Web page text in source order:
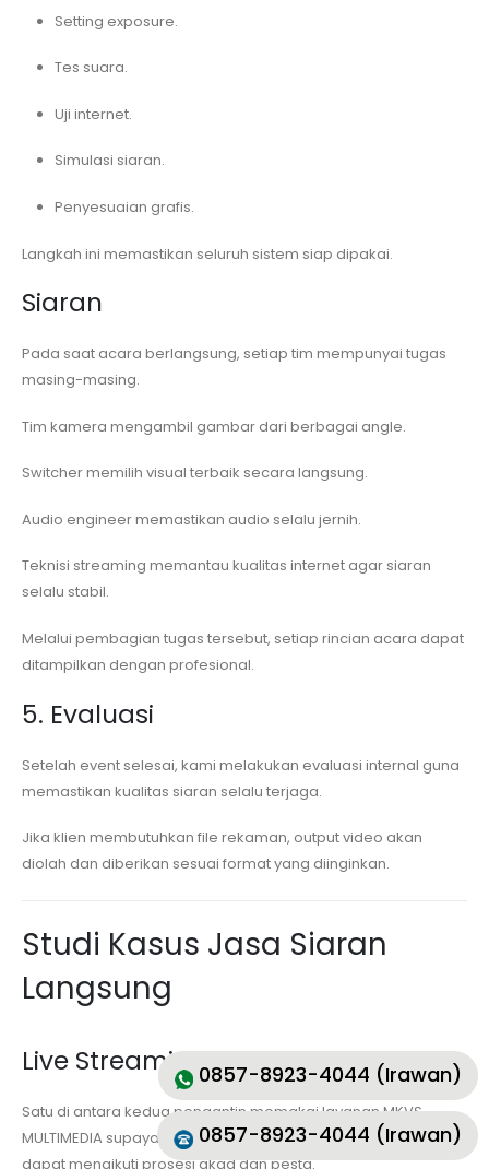
Setting exposure.
Tes suara.
Uji internet.
Simulasi siaran.
Penyesuaian grafis.
Langkah ini memastikan seluruh sistem siap dipakai.
Siaran
Pada saat acara berlangsung, setiap tim mempunyai tugas
masing-masing.
Tim kamera mengambil gambar dari berbagai angle.
Switcher memilih visual terbaik secara langsung.
Audio engineer memastikan audio selalu jernih.
Teknisi streaming memantau kualitas internet agar siaran
selalu stabil.
Melalui pembagian tugas tersebut, setiap rincian acara dapat
ditampilkan dengan profesional.
5. Evaluasi
Setelah event selesai, kami melakukan evaluasi internal guna
memastikan kualitas siaran selalu terjaga.
Jika klien membutuhkan file rekaman, output video akan
diolah dan diberikan sesuai format yang diinginkan.
Studi Kasus Jasa Siaran
Langsung
Live Streaming Wedding
Satu di antara kedua pengantin memakai layanan MKVS
MULTIMEDIA supaya keluarga yang berada di luar negeri selalu
dapat mengikuti prosesi akad dan pesta.
0857-8923-4044 (Irawan)
0857-8923-4044 (Irawan)